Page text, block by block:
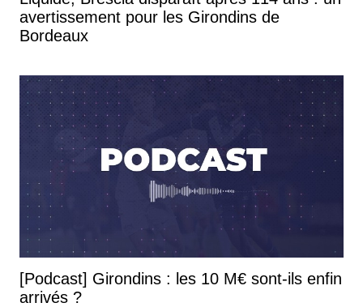
avertissement pour les Girondins de
Bordeaux
[Podcast] Girondins : les 10 M€ sont-ils enfin
arrivés ?